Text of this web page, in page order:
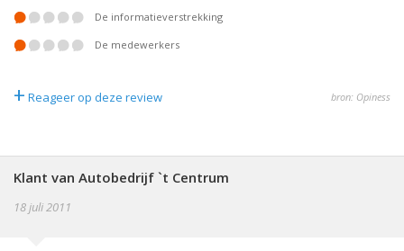
De informatieverstrekking
De medewerkers
+ Reageer op deze review bron: Opiness
Klant van Autobedrijf `t Centrum
18 juli 2011